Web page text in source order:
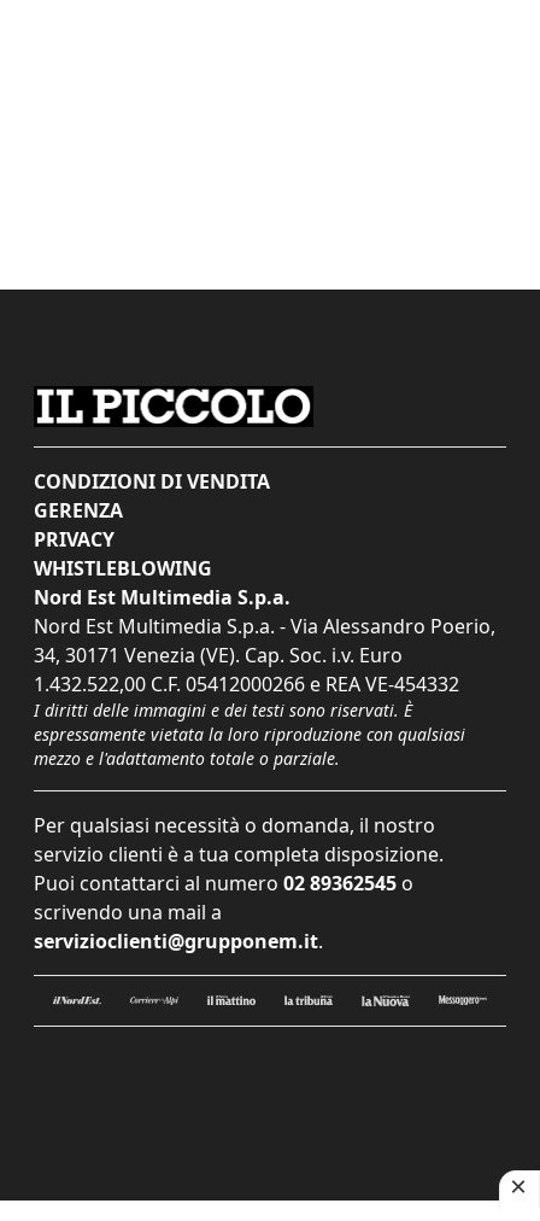
CONDIZIONI DI VENDITA
GERENZA
PRIVACY
WHISTLEBLOWING
Nord Est Multimedia S.p.a.
Nord Est Multimedia S.p.a. - Via Alessandro Poerio,
34, 30171 Venezia (VE). Cap. Soc. i.v. Euro
1.432.522,00 C.F. 05412000266 e REA VE-454332
I diritti delle immagini e dei testi sono riservati. È
espressamente vietata la loro riproduzione con qualsiasi
mezzo e l'adattamento totale o parziale.
Per qualsiasi necessità o domanda, il nostro
servizio clienti è a tua completa disposizione.
Puoi contattarci al numero 02 89362545 o
scrivendo una mail a
servizioclienti@grupponem.it.